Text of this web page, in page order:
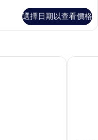
選擇日期以查看價格
皇宮渡